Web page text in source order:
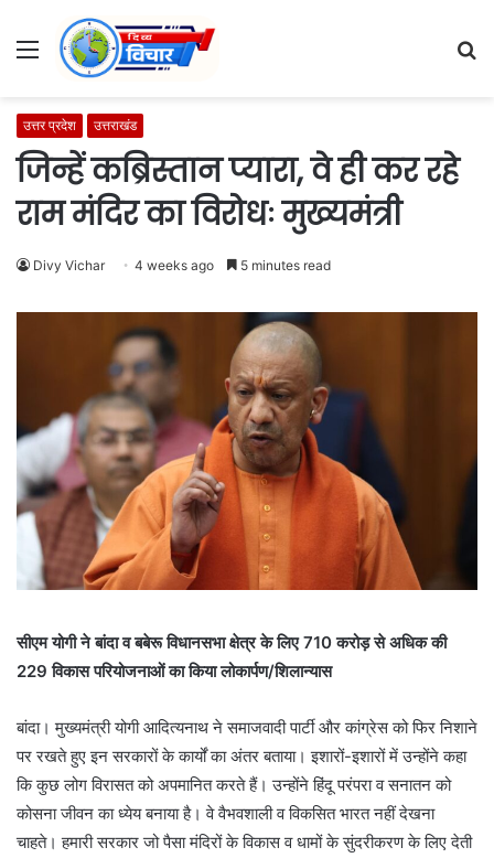
Menu
उत्तर प्रदेश उत्तराखंड
जिन्हें कब्रिस्तान प्यारा, वे ही कर रहे
राम मंदिर का विरोधः मुख्यमंत्री
Divy Vichar 4 weeks ago 5 minutes read
सीएम योगी ने बांदा व बबेरू विधानसभा क्षेत्र के लिए 710 करोड़ से अधिक की
229 विकास परियोजनाओं का किया लोकार्पण/शिलान्यास
बांदा। मुख्यमंत्री योगी आदित्यनाथ ने समाजवादी पार्टी और कांग्रेस को फिर निशाने
पर रखते हुए इन सरकारों के कार्यों का अंतर बताया। इशारों-इशारों में उन्होंने कहा
कि कुछ लोग विरासत को अपमानित करते हैं। उन्होंने हिंदू परंपरा व सनातन को
कोसना जीवन का ध्येय बनाया है। वे वैभवशाली व विकसित भारत नहीं देखना
चाहते। हमारी सरकार जो पैसा मंदिरों के विकास व धामों के सुंदरीकरण के लिए देती